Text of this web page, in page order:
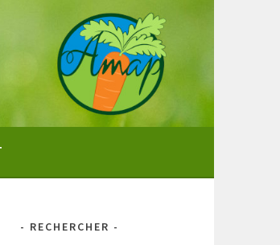
- RECHERCHER -